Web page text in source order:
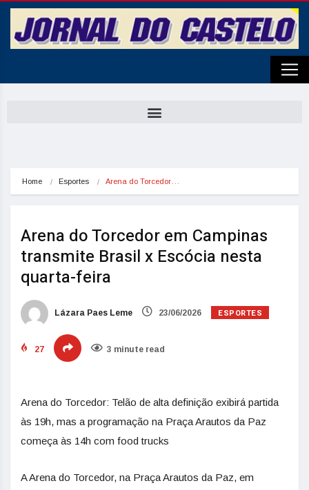
Home Esportes Arena do Torcedor…
Arena do Torcedor em Campinas
transmite Brasil x Escócia nesta
quarta-feira
Lázara Paes Leme 23/06/2026 ESPORTES
27 3 minute read
Arena do Torcedor: Telão de alta definição exibirá partida
às 19h, mas a programação na Praça Arautos da Paz
começa às 14h com food trucks
A Arena do Torcedor, na Praça Arautos da Paz, em